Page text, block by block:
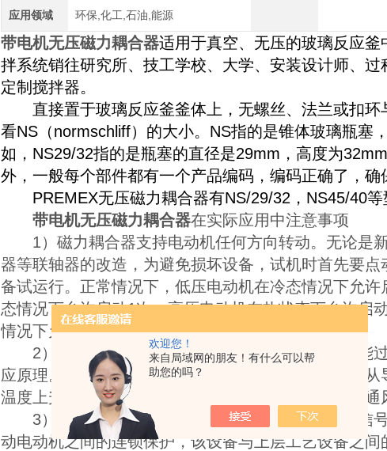
欢迎您！
来自局域网的朋友！有什么可以帮
助您的吗？
应用领域 环保,化工,石油,能源
带电机无压磁力耦合器适用于真空、无压的玻璃反应
拌系统销往研究所、技工学校、大学、安装设计师、
定制搅拌器。
直接置于玻璃反应釜釜体上，无螺丝、法兰或扣环
看NS（normschliff）的大小。NS指的是锥体玻璃瓶塞
如，NS29/32指的是瓶塞的直径是29mm，高度为
外，一般每个部件都有一个产品编码，编码正确了，确
PREMEX无压磁力耦合器有NS/29/32，NS45/40等
带电机无压磁力耦合器在实际应用中注意事项
1）磁力耦合器支持电动机任何方向转动。无论是
器等联轴器的改造，为避免损坏设备，试机时首先要
备试运行。正常情况下，低压电动机在冷态情况下允
态情况下允许启动1次；高压电动机在热状态下允许启
情况下允许启动2次，每次间隔时间不得少于60min。
2）使用磁力耦合器，要适当考虑其环境温度不能
应原理。正常情况下，涡流产生的损耗是以热量形式
温度上升。因此，生产现场的磁力耦合器防护罩，要
3）使用磁力耦合器，要确保主机设备各类连锁信
动电动机之间的连锁保护，该设备与上层工艺设备之